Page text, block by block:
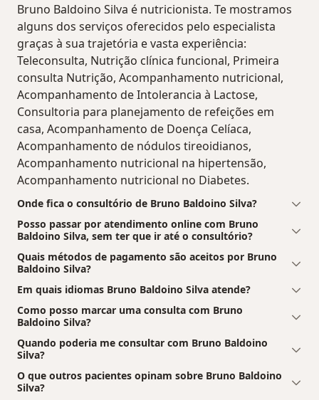
Bruno Baldoino Silva é nutricionista. Te mostramos
alguns dos serviços oferecidos pelo especialista
graças à sua trajetória e vasta experiência:
Teleconsulta, Nutrição clínica funcional, Primeira
consulta Nutrição, Acompanhamento nutricional,
Acompanhamento de Intolerancia à Lactose,
Consultoria para planejamento de refeições em
casa, Acompanhamento de Doença Celíaca,
Acompanhamento de nódulos tireoidianos,
Acompanhamento nutricional na hipertensão,
Acompanhamento nutricional no Diabetes.
Onde fica o consultório de Bruno Baldoino Silva?
Posso passar por atendimento online com Bruno
Baldoino Silva, sem ter que ir até o consultório?
Quais métodos de pagamento são aceitos por Bruno
Baldoino Silva?
Em quais idiomas Bruno Baldoino Silva atende?
Como posso marcar uma consulta com Bruno
Baldoino Silva?
Quando poderia me consultar com Bruno Baldoino
Silva?
O que outros pacientes opinam sobre Bruno Baldoino
Silva?